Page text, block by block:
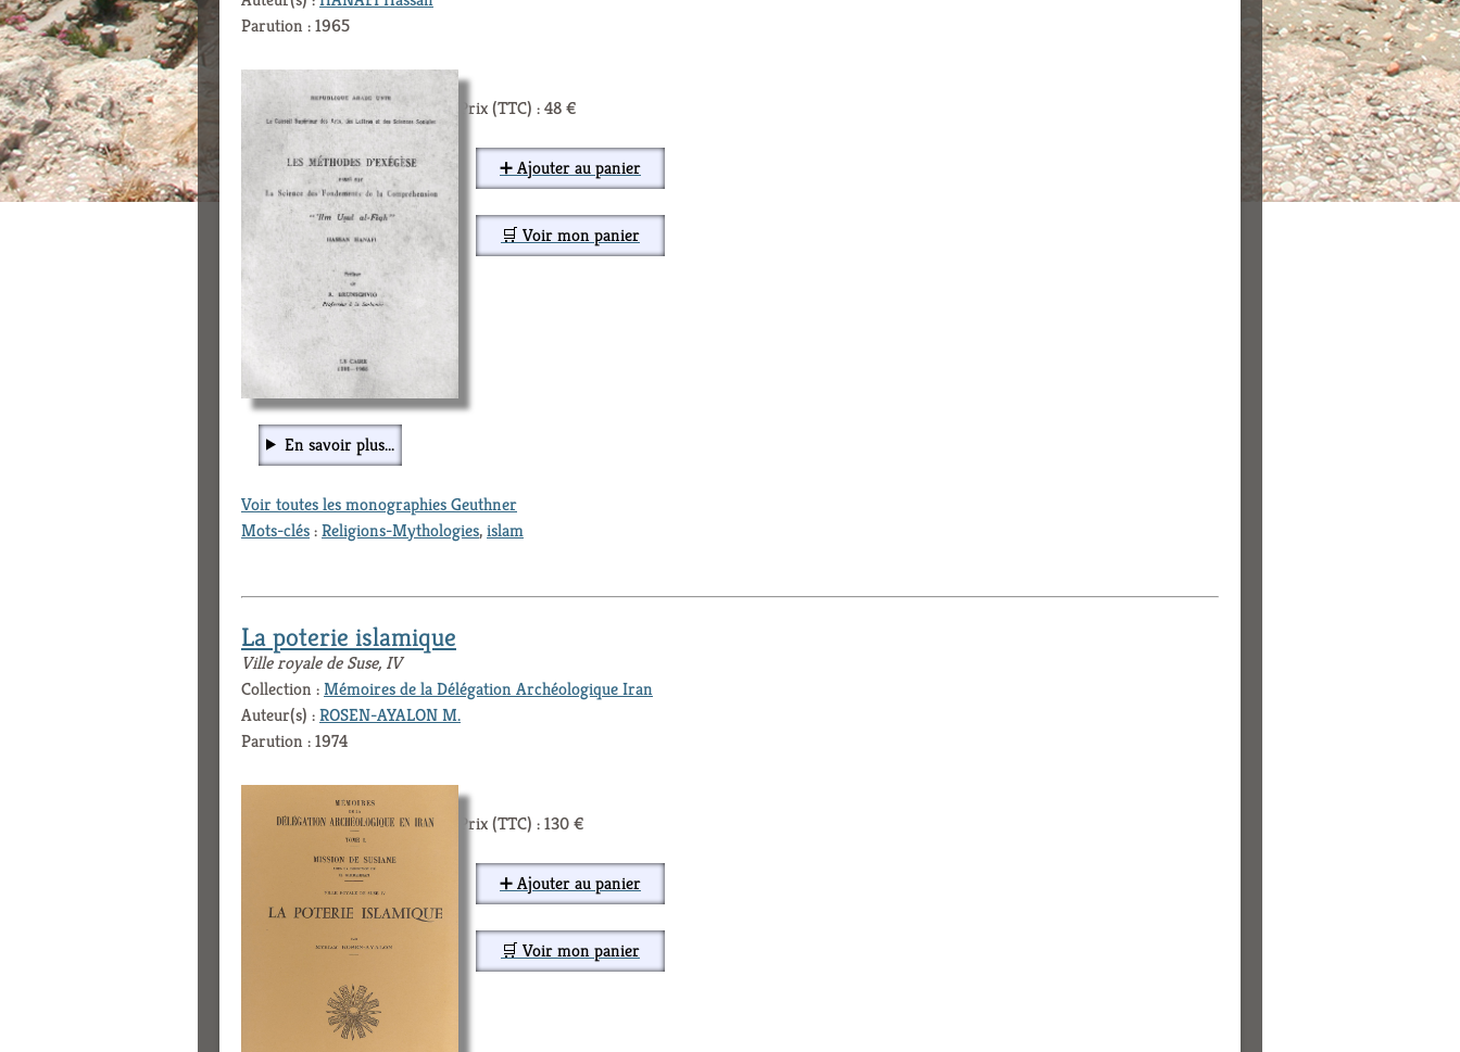
Parution : 1965
Prix (TTC) : 48 €
➕ Ajouter au panier
🛒 Voir mon panier
En savoir plus...
Voir toutes les monographies Geuthner
Mots-clés:Religions-Mythologies,islam
La poterie islamique
Ville royale de Suse, IV
Collection :Mémoires de la Délégation Archéologique Iran
Auteur(s) :ROSEN-AYALON M.
Parution : 1974
Prix (TTC) : 130 €
➕ Ajouter au panier
🛒 Voir mon panier